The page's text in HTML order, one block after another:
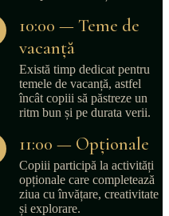
10:00 — Teme de
vacanță
Există timp dedicat pentru
temele de vacanță, astfel
încât copiii să păstreze un
ritm bun și pe durata verii.
11:00 — Opționale
Copiii participă la activități
opționale care completează
ziua cu învățare, creativitate
și explorare.